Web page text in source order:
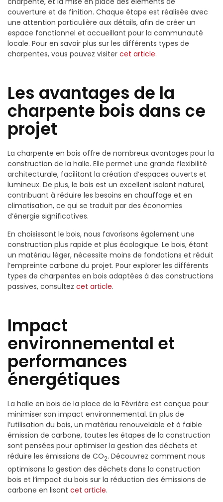
couverture et de finition. Chaque étape est réalisée avec
une attention particulière aux détails, afin de créer un
espace fonctionnel et accueillant pour la communauté
locale. Pour en savoir plus sur les différents types de
charpentes, vous pouvez visiter cet article.
Les avantages de la
charpente bois dans ce
projet
La charpente en bois offre de nombreux avantages pour la
construction de la halle. Elle permet une grande flexibilité
architecturale, facilitant la création d’espaces ouverts et
lumineux. De plus, le bois est un excellent isolant naturel,
contribuant à réduire les besoins en chauffage et en
climatisation, ce qui se traduit par des économies
d’énergie significatives.
En choisissant le bois, nous favorisons également une
construction plus rapide et plus écologique. Le bois, étant
un matériau léger, nécessite moins de fondations et réduit
l’empreinte carbone du projet. Pour explorer les différents
types de charpentes en bois adaptées à des constructions
passives, consultez cet article.
Impact
environnemental et
performances
énergétiques
La halle en bois de la place de la Févrière est conçue pour
minimiser son impact environnemental. En plus de
l’utilisation du bois, un matériau renouvelable et à faible
émission de carbone, toutes les étapes de la construction
sont pensées pour optimiser la gestion des déchets et
réduire les émissions de CO2. Découvrez comment nous
optimisons la gestion des déchets dans la construction
bois et l’impact du bois sur la réduction des émissions de
carbone en lisant cet article.